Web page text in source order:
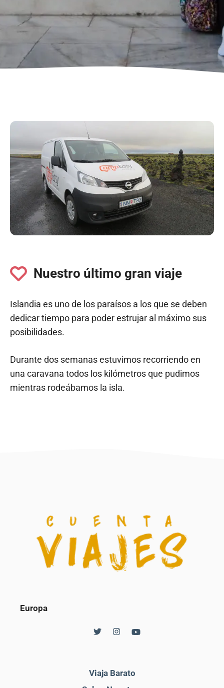
Nuestro último gran viaje
Islandia es uno de los paraísos a los que se deben
dedicar tiempo para poder estrujar al máximo sus
posibilidades.
Durante dos semanas estuvimos recorriendo en
una caravana todos los kilómetros que pudimos
mientras rodeábamos la isla.
Europa
Viaja Barato